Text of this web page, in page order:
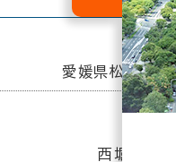
愛媛県松山市
西堀端駅(